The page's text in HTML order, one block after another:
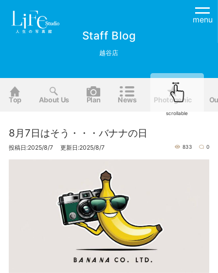
menu
Staff Blog
越谷店
Top About Us Plan News Photogenic
scrollable
8月7日はそう・・・バナナの日
投稿日:2025/8/7 更新日:2025/8/7 833 0